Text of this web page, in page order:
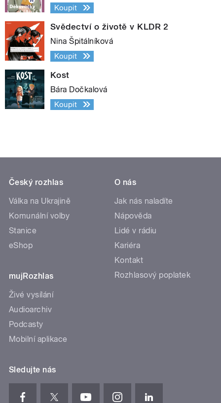
Koupit
Svědectví o životě v KLDR 2
Nina Špitálníková
Koupit
Kost
Bára Dočkalová
Koupit
Český rozhlas
Válka na Ukrajině
Komunální volby
Stanice
eShop
mujRozhlas
Živé vysílání
Audioarchiv
Podcasty
Mobilní aplikace
O nás
Jak nás naladíte
Nápověda
Lidé v rádiu
Kariéra
Kontakt
Rozhlasový poplatek
Sledujte nás